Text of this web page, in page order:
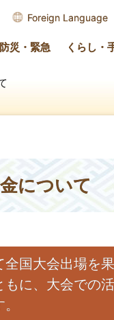
Foreign Language
防災・緊急 くらし・
について
国大会出場を
に、大会での